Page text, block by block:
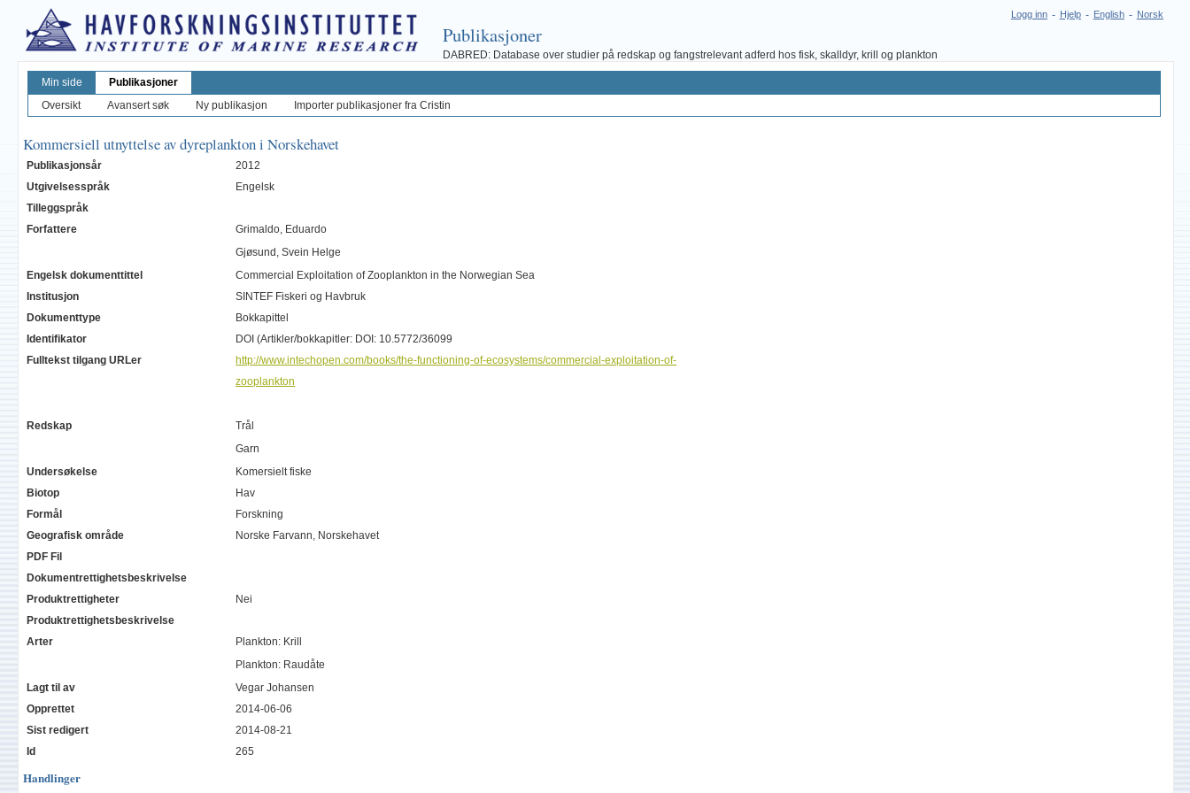
Norsk
-
English
-
Hjelp
-
Logg inn
Publikasjoner
DABRED: Database over studier på redskap og fangstrelevant adferd hos fisk, skalldyr, krill og plankton
Min side
Publikasjoner
Oversikt
Avansert søk Ny publikasjon Importer publikasjoner fra Cristin
Kommersiell utnyttelse av dyreplankton i Norskehavet
Publikasjonsår
2012
Utgivelsesspråk
Engelsk
Tilleggspråk
Forfattere
Grimaldo, Eduardo
Gjøsund, Svein Helge
Engelsk dokumenttittel
Commercial Exploitation of Zooplankton in the Norwegian Sea
Institusjon
SINTEF Fiskeri og Havbruk
Dokumenttype
Bokkapittel
Identifikator
DOI (Artikler/bokkapitler: DOI: 10.5772/36099
Fulltekst tilgang URLer
http://www.intechopen.com/books/the-functioning-of-ecosystems/commercial-exploitation-of-
zooplankton
Redskap
Trål
Garn
Undersøkelse
Komersielt fiske
Biotop
Hav
Formål
Forskning
Geografisk område
Norske Farvann, Norskehavet
PDF Fil
Dokumentrettighetsbeskrivelse
Produktrettigheter
Nei
Produktrettighetsbeskrivelse
Arter
Plankton: Krill
Plankton: Raudåte
Lagt til av
Vegar Johansen
Opprettet
2014-06-06
Sist redigert
2014-08-21
Id
265
Handlinger